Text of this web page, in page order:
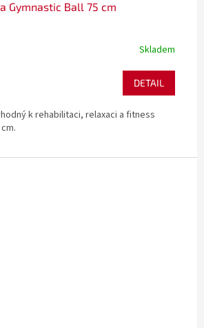
Gymnastic Ball 75 cm
Skladem
DETAIL
k rehabilitaci, relaxaci a fitness